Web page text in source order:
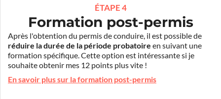
ÉTAPE 4
Formation post-permis
Après l'obtention du permis de conduire, il est possible de
réduire la durée de la période probatoire en suivant une
formation spécifique. Cette option est intéressante si je
souhaite obtenir mes 12 points plus vite !
En savoir plus sur la formation post-permis